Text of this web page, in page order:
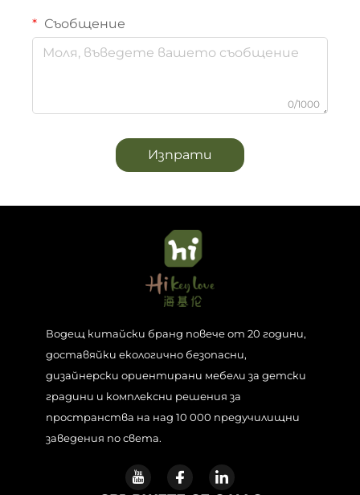
Съобщение
0/1000
Изпрати
Водещ китайски бранд повече от 20 години,
доставяйки екологично безопасни,
дизайнерски ориентирани мебели за детски
градини и комплексни решения за
пространства на над 10 000 предучилищни
заведения по света.